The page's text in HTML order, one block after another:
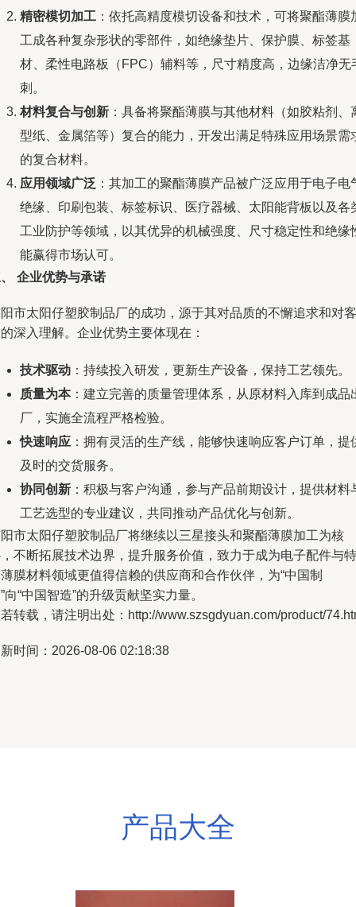
精密模切加工 ：依托高精度模切设备和技术，可将聚酯薄膜
工成各种复杂形状的零部件，如绝缘垫片、保护膜、标签基
材、柔性电路板（FPC）辅料等，尺寸精度高，边缘洁净无
刺。
材料复合与创新 ：具备将聚酯薄膜与其他材料（如胶粘剂、
型纸、金属箔等）复合的能力，开发出满足特殊应用场景需
的复合材料。
应用领域广泛 ：其加工的聚酯薄膜产品被广泛应用于电子电
绝缘、印刷包装、标签标识、医疗器械、太阳能背板以及各
工业防护等领域，以其优异的机械强度、尺寸稳定性和绝缘
能赢得市场认可。
企业优势与承诺
市太阳仔塑胶制品厂的成功，源于其对品质的不懈追求和对客
深入理解。企业优势主要体现在：
技术驱动 ：持续投入研发，更新生产设备，保持工艺领先。
质量为本：建立完善的质量管理体系，从原材料入库到成品
厂，实施全流程严格检验。
快速响应 ：拥有灵活的生产线，能够快速响应客户订单，提
及时的交货服务。
协同创新 ：积极与客户沟通，参与产品前期设计，提供材料
工艺选型的专业建议，共同推动产品优化与创新。
市太阳仔塑胶制品厂将继续以三星接头和聚酯薄膜加工为核
不断拓展技术边界，提升服务价值，致力于成为电子配件与特
膜材料领域更值得信赖的供应商和合作伙伴，为“中国制
向“中国智造”的升级贡献坚实力量。
转载，请注明出处：http://www.szsgdyuan.com/product/
时间：2026-08-06 02:18:38
产品大全